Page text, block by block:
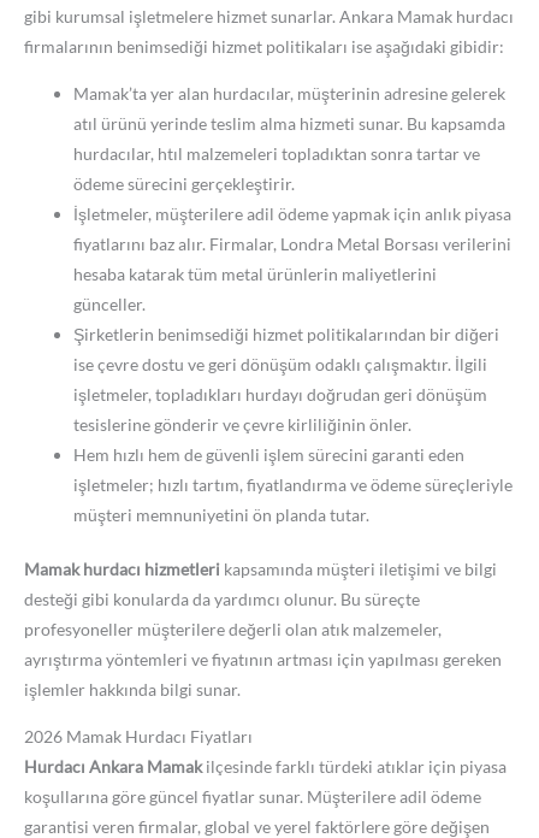
gibi kurumsal işletmelere hizmet sunarlar. Ankara Mamak hurdacı
firmalarının benimsediği hizmet politikaları ise aşağıdaki gibidir:
Mamak’ta yer alan hurdacılar, müşterinin adresine gelerek
atıl ürünü yerinde teslim alma hizmeti sunar. Bu kapsamda
hurdacılar, htıl malzemeleri topladıktan sonra tartar ve
ödeme sürecini gerçekleştirir.
İşletmeler, müşterilere adil ödeme yapmak için anlık piyasa
fiyatlarını baz alır. Firmalar, Londra Metal Borsası verilerini
hesaba katarak tüm metal ürünlerin maliyetlerini
günceller.
Şirketlerin benimsediği hizmet politikalarından bir diğeri
ise çevre dostu ve geri dönüşüm odaklı çalışmaktır. İlgili
işletmeler, topladıkları hurdayı doğrudan geri dönüşüm
tesislerine gönderir ve çevre kirliliğinin önler.
Hem hızlı hem de güvenli işlem sürecini garanti eden
işletmeler; hızlı tartım, fiyatlandırma ve ödeme süreçleriyle
müşteri memnuniyetini ön planda tutar.
Mamak hurdacı hizmetleri kapsamında müşteri iletişimi ve bilgi
desteği gibi konularda da yardımcı olunur. Bu süreçte
profesyoneller müşterilere değerli olan atık malzemeler,
ayrıştırma yöntemleri ve fiyatının artması için yapılması gereken
işlemler hakkında bilgi sunar.
2026 Mamak Hurdacı Fiyatları
Hurdacı Ankara Mamakilçesinde farklı türdeki atıklar için piyasa
koşullarına göre güncel fiyatlar sunar. Müşterilere adil ödeme
garantisi veren firmalar, global ve yerel faktörlere göre değişen